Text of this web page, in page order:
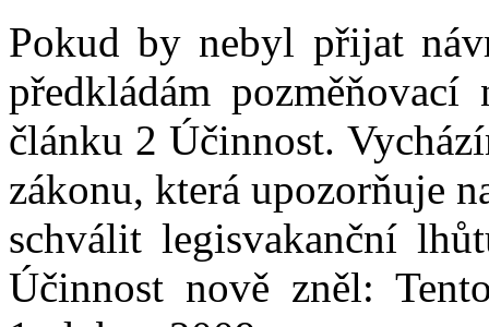
Pokud by nebyl přijat
předkládám
článku 2 Účinnost.
zákonu, která upozorňuje
schválit legisvakanční
Účinnost nově zněl: